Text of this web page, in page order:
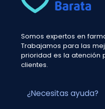
Somos expertos en
Trabajamos para las
prioridad es la atención
clientes.
¿Necesitas ayuda?